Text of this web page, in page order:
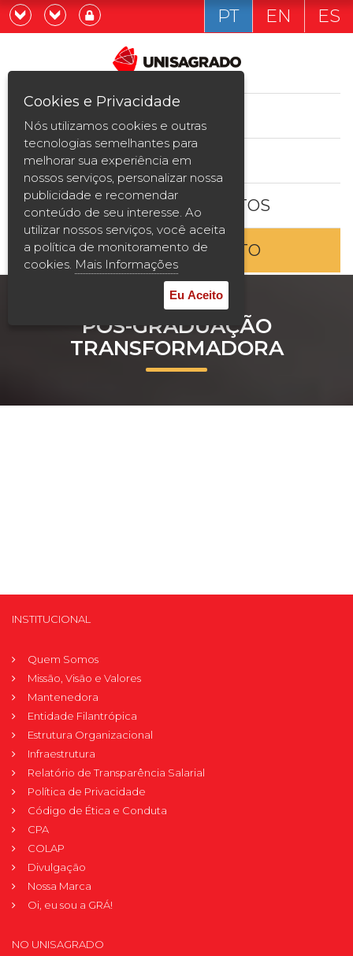
Graduação
Pós-graduação e MBA
Curta Duração
Vestibular
2ª Graduação
Transferência
Reingresso
Prouni
Já sou estudande
Quero ser estudante
PT EN ES
ESTUDE AQUI
BOLSAS E DESCONTOS
ENTRE EM CONTATO
PÓS-GRADUAÇÃO
TRANSFORMADORA
INSTITUCIONAL
Quem Somos
Missão, Visão e Valores
Mantenedora
Entidade Filantrópica
Estrutura Organizacional
Infraestrutura
Relatório de Transparência Salarial
Política de Privacidade
Código de Ética e Conduta
CPA
COLAP
Divulgação
Nossa Marca
Oi, eu sou a GRÁ!
NO UNISAGRADO
Cookies e Privacidade
Nós utilizamos cookies e outras
tecnologias semelhantes para
melhorar sua experiência em
nossos serviços, personalizar nossa
publicidade e recomendar
conteúdo de seu interesse. Ao
utilizar nossos serviços, você aceita
a política de monitoramento de
cookies. Mais Informações
Eu Aceito